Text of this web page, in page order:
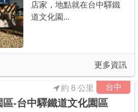
店家，地點就在台中驛鐵
道文化園...
更多資訊
台中
約 8 公里
-台中驛鐵道文化園區